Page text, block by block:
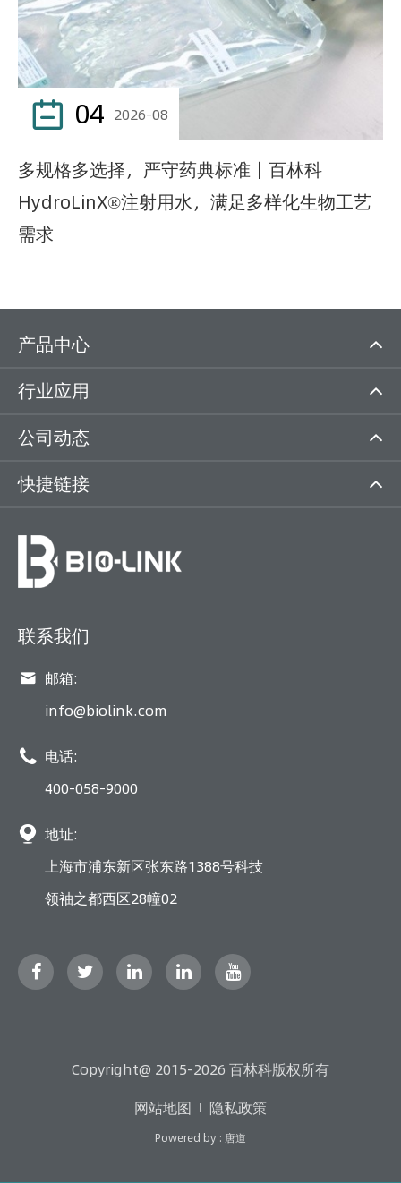
 04 2026-08
多规格多选择，严守药典标准｜百林科
HydroLinX®注射用水，满足多样化生物工艺
需求
产品中心
行业应用
公司动态
快捷链接
联系我们
 邮箱:
info@biolink.com
 电话:
400-058-9000
 地址:
上海市浦东新区张东路1388号科技
领袖之都西区28幢02
Copyright@ 2015-2026 百林科版权所有
网站地图
隐私政策
Powered by : 唐道